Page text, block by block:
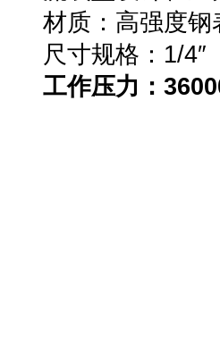
材质：高强度钢
尺寸规格：1/4″
工作压力：